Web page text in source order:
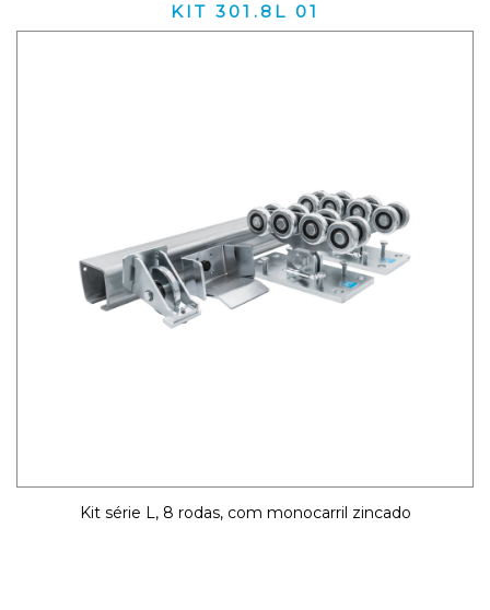
KIT 301.8L 01
Kit série L, 8 rodas, com monocarril zincado